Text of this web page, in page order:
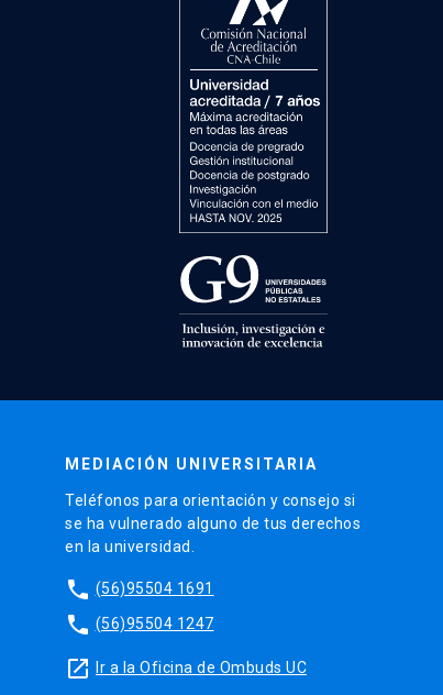
MEDIACIÓN UNIVERSITARIA
Teléfonos para orientación y consejo si
se ha vulnerado alguno de tus derechos
en la universidad.
phone (56)95504 1691
phone (56)95504 1247
launch Ir a la Oficina de Ombuds UC